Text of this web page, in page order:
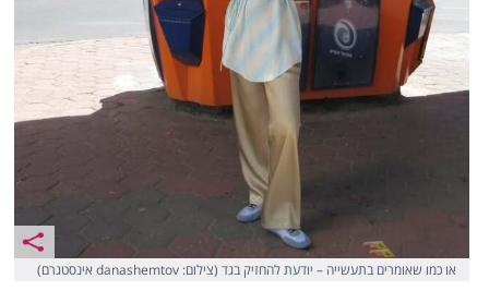
או כמו שאומרים בתעשייה – יודעת להחזיק בגד (צילום: danashemtov אינסטגרם)